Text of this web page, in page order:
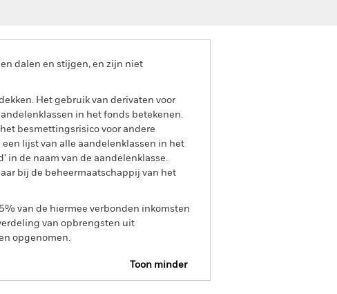
dalen en stijgen, en zijn niet
Het gebruik van derivaten voor
in het fonds betekenen.
besmettingsrisico voor andere
lijst van alle aandelenklassen in het
in de naam van de aandelenklasse.
bij de beheermaatschappij van het
van de hiermee verbonden inkomsten
van opbrengsten uit
opgenomen.
Toon minder